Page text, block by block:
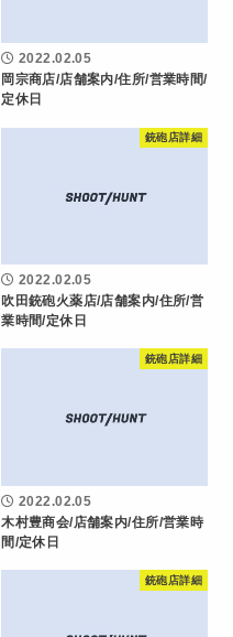
2022.02.05
岡宗商店/店舗案内/住所/営業時間/
定休日
銃砲店詳細
2022.02.05
吹田銃砲火薬店/店舗案内/住所/営
業時間/定休日
銃砲店詳細
2022.02.05
木村豊商会/店舗案内/住所/営業時
間/定休日
銃砲店詳細